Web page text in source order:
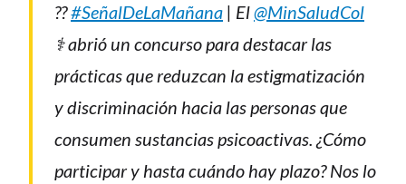
??#SeñalDeLaMañana | El@MinSaludCol
⚕️ abrió un concurso para destacar las
prácticas que reduzcan la estigmatización
y discriminación hacia las personas que
consumen sustancias psicoactivas. ¿Cómo
participar y hasta cuándo hay plazo? Nos lo